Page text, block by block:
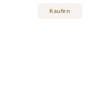
Kaufen